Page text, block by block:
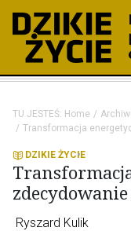
TU JESTEŚ: Home
Transformacja
DZIKIE ŻYCIE
zdecydowanie
Ryszard Kulik